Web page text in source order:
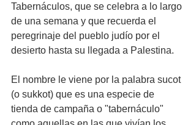
Tabernáculos, que se celebra a lo largo
de una semana y que recuerda el
peregrinaje del pueblo judío por el
desierto hasta su llegada a Palestina.
El nombre le viene por la palabra sucot
(o sukkot) que es una especie de
tienda de campaña o "tabernáculo"